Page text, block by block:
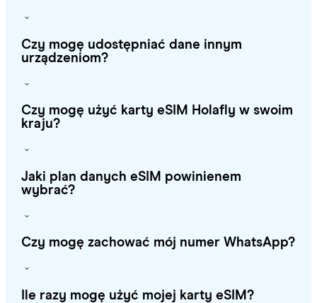
Czy mogę udostępniać dane innym
urządzeniom?
Czy mogę użyć karty eSIM Holafly w swoim
kraju?
Jaki plan danych eSIM powinienem
wybrać?
Czy mogę zachować mój numer WhatsApp?
Ile razy mogę użyć mojej karty eSIM?